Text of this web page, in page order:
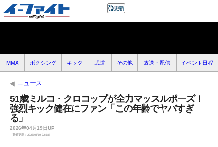
MMA ボクシング キック 武道 その他 放送・配信 イベント日程
ニュース
51歳ミルコ・クロコップが全力マッスルポーズ！
強烈キック健在にファン「この年齢でヤバすぎ
る」
2026年04月19日UP
（最終更新：2026/04/19 22:18）